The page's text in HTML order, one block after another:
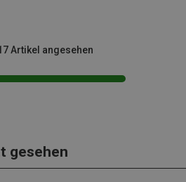
Artikel angesehen
gesehen